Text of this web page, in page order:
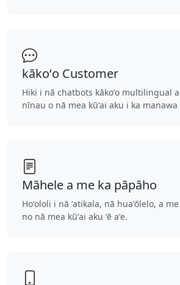
kākoʻo Customer
Hiki i nā chatbots kākoʻo multilingual
nīnau o nā mea kūʻai aku i ka
Māhele a me ka pāpāho
Hoʻololi i nā ʻatikala, nā huaʻōlelo, a
no nā mea kūʻai aku ʻē aʻe.